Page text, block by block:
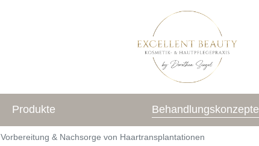
Produkte Behandlungskonzepte
Vorbereitung & Nachsorge von Haartransplantationen